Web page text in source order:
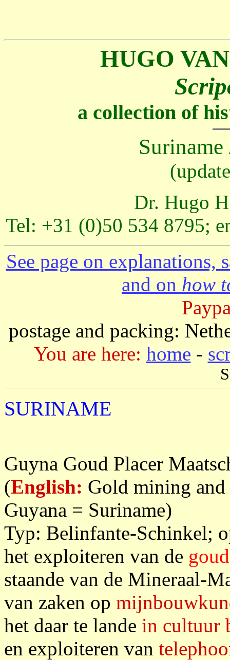
HUGO
a collection of
Dr. Hugo
Tel: +31 (0)50 534 8795;
See page on explanations,
and on how
postage and packing:
You are here: home -
SURINAME
Guyna Goud Placer
(English: Gold mining
Guyana = Suriname)
Typ: Belinfante-Schinkel;
het exploiteren van de
staande van de Mineraal-
van zaken op
het daar te lande in cultuur
en exploiteren van